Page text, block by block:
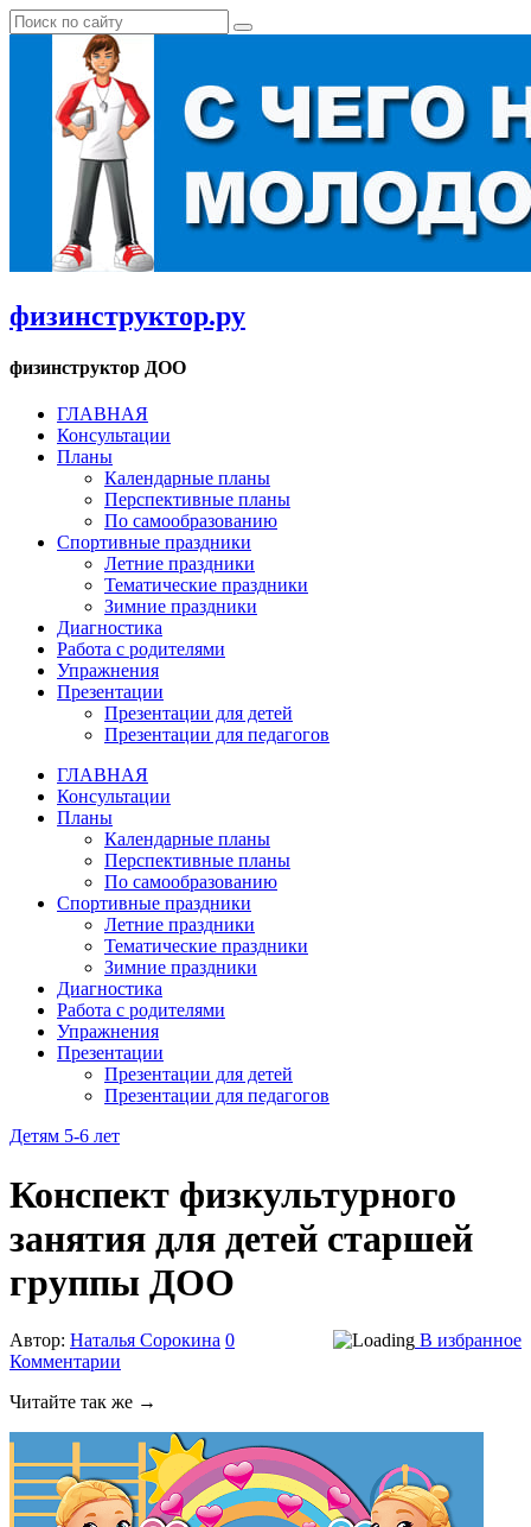
физинструктор.ру
физинструктор ДОО
ГЛАВНАЯ
Консультации
Планы
Календарные планы
Перспективные планы
По самообразованию
Спортивные праздники
Летние праздники
Тематические праздники
Зимние праздники
Диагностика
Работа с родителями
Упражнения
Презентации
Презентации для детей
Презентации для педагогов
ГЛАВНАЯ
Консультации
Планы
Календарные планы
Перспективные планы
По самообразованию
Спортивные праздники
Летние праздники
Тематические праздники
Зимние праздники
Диагностика
Работа с родителями
Упражнения
Презентации
Презентации для детей
Презентации для педагогов
Детям 5-6 лет
Конспект физкультурного
занятия для детей старшей
группы ДОО
Автор: Наталья Сорокина В избранное
0
Комментарии
Читайте так же →